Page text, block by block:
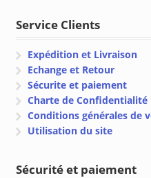
Service Clients
Expédition et Livraison
Echange et Retour
Sécurite et paiement
Charte de Confidentialité
Conditions générales de
Utilisation du site
Sécurité et paiement